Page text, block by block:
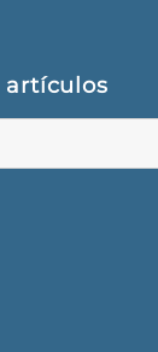
artículos